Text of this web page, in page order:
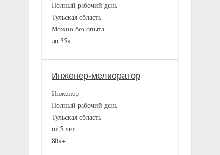
Полный рабочий день
Тульская область
Можно без опыта
до 35к
Инженер-мелиоратор
Инженер
Полный рабочий день
Тульская область
от 5 лет
80к+